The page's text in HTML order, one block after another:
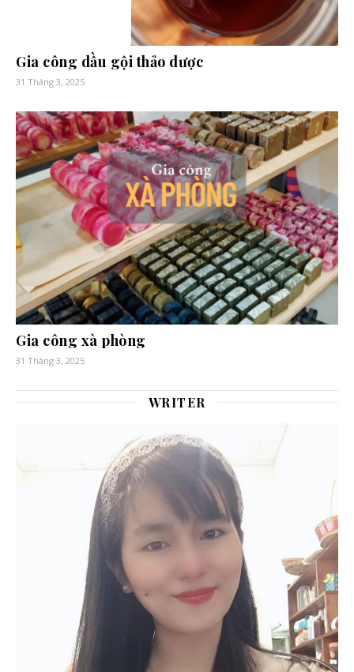
Gia công dầu gội thảo dược
31 Tháng 3, 2025
Gia công xà phòng
31 Tháng 3, 2025
WRITER